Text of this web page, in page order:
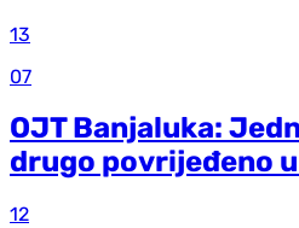
13
07
OJT Banjaluka:
drugo povrijeđeno
12